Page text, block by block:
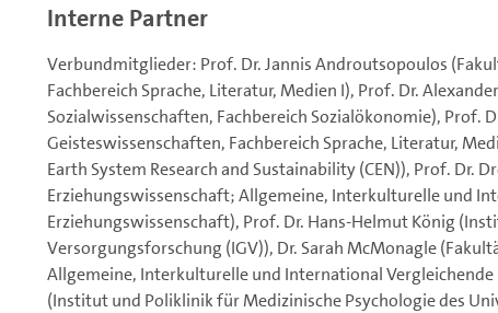
Interne Partner
Verbundmitglieder: Prof. Dr. Jannis Androutsopoulos
Fachbereich Sprache, Literatur, Medien I), Prof. Dr.
Sozialwissenschaften, Fachbereich Sozialökonomie), Prof.
Geisteswissenschaften, Fachbereich Sprache, Literatur,
Earth System Research and Sustainability (CEN)), Prof. Dr.
Erziehungswissenschaft; Allgemeine, Interkulturelle und
Erziehungswissenschaft), Prof. Dr. Hans-Helmut König
Versorgungsforschung (IGV)), Dr. Sarah McMonagle
Allgemeine, Interkulturelle und International
(Institut und Poliklinik für Medizinische Psychologie des